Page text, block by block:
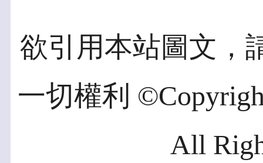
欲引用本站圖文，
一切權利
All